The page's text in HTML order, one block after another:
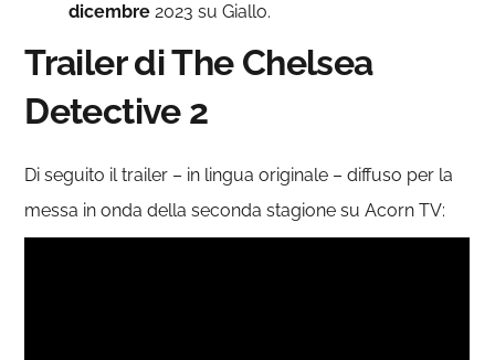
dicembre2023 su Giallo.
Trailer di The Chelsea
Detective 2
Di seguito il trailer – in lingua originale – diffuso per la
messa in onda della seconda stagione su Acorn TV: